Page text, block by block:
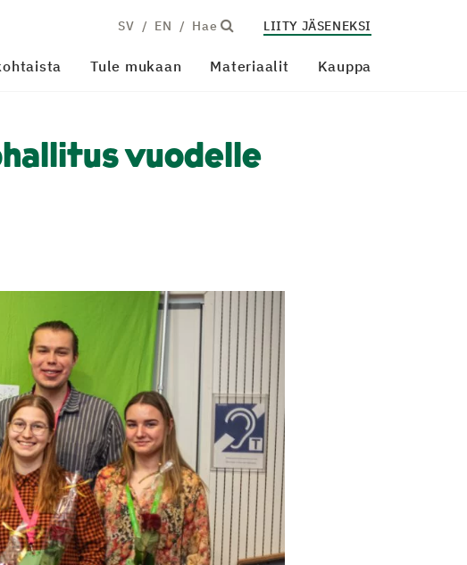
SV EN Hae LIITY JÄSENEKSI
Tule mukaan Materiaalit Kauppa
vuodelle